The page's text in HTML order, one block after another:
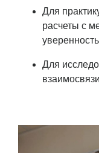
Для
расчеты с
Для